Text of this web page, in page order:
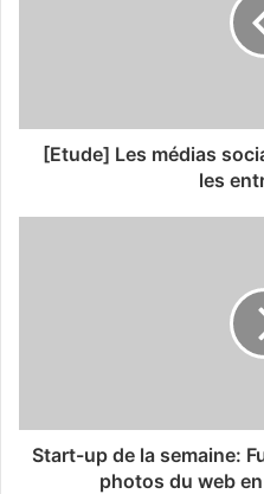
[Etude] Les médias
les
Start-up de la semaine:
photos du web